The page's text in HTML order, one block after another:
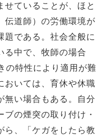
ていることが、ほと
伝道師）の労働環境が
題である。社会全般に
る中で、牧師の場合
の特性により適用が難
おいては、育休や休職
無い場合もある。自分
の煙突の取り付け・
ら、「ケガをしたら教